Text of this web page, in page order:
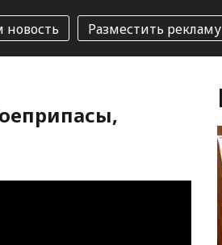
новость Разместить рекламу